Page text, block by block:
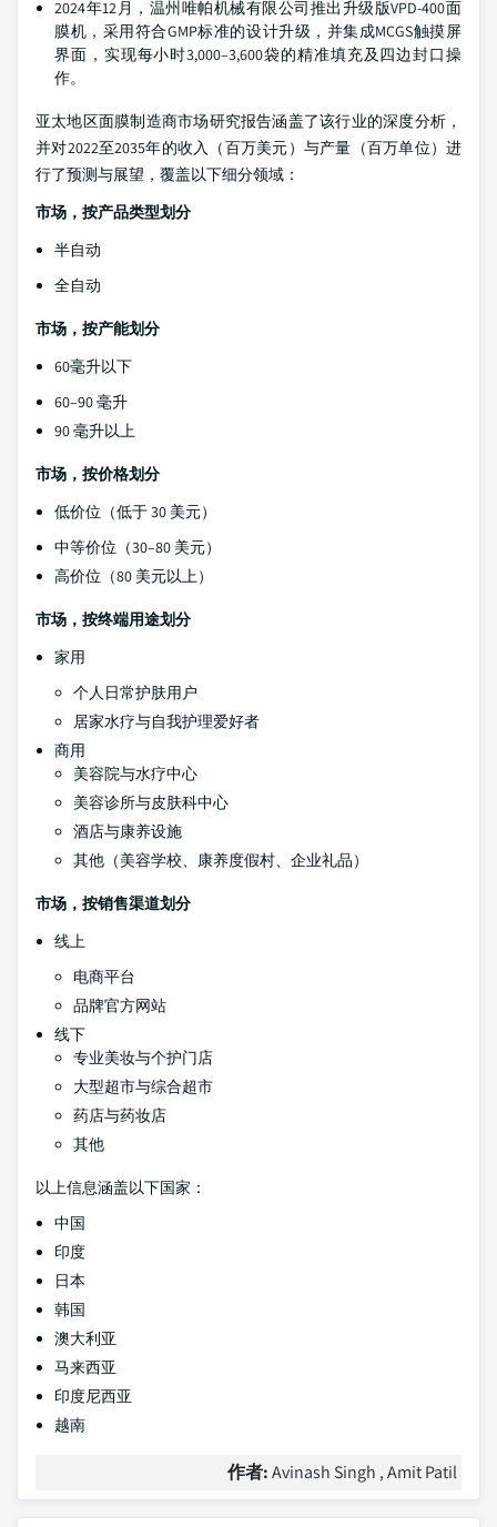
2024年12月，温州唯帕机械有限公司推出升级版VPD-400面
膜机，采用符合GMP标准的设计升级，并集成MCGS触摸屏
界面，实现每小时3,000–3,600袋的精准填充及四边封口操
作。
亚太地区面膜制造商市场研究报告涵盖了该行业的深度分析，
并对2022至2035年的收入（百万美元）与产量（百万单位）进
行了预测与展望，覆盖以下细分领域：
市场，按产品类型划分
半自动
全自动
市场，按产能划分
60毫升以下
60–90 毫升
90 毫升以上
市场，按价格划分
低价位（低于 30 美元）
中等价位（30–80 美元）
高价位（80 美元以上）
市场，按终端用途划分
家用
个人日常护肤用户
居家水疗与自我护理爱好者
商用
美容院与水疗中心
美容诊所与皮肤科中心
酒店与康养设施
其他（美容学校、康养度假村、企业礼品）
市场，按销售渠道划分
线上
电商平台
品牌官方网站
线下
专业美妆与个护门店
大型超市与综合超市
药店与药妆店
其他
以上信息涵盖以下国家：
中国
印度
日本
韩国
澳大利亚
马来西亚
印度尼西亚
越南
作者:Avinash Singh , Amit Patil